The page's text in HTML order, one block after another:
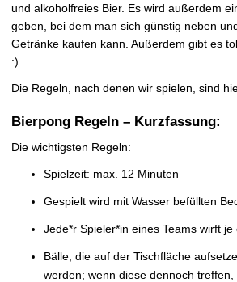
und alkoholfreies Bier. Es wird außerdem
geben, bei dem man sich günstig neben
Getränke kaufen kann. Außerdem gibt es
:)
Die Regeln, nach denen wir spielen, sind
Bierpong Regeln – Kurzfassung:
Die wichtigsten Regeln:
Spielzeit: max. 12 Minuten
Gespielt wird mit Wasser befüllten
Jede*r Spieler*in eines Teams wirft je
Bälle, die auf der Tischfläche
werden; wenn diese dennoch